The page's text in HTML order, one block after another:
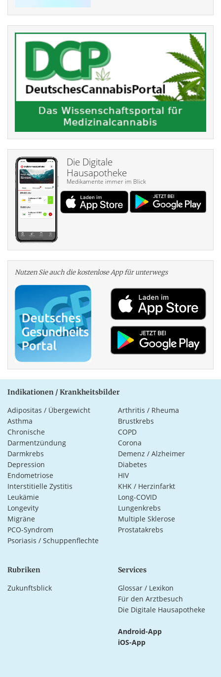
Die Digitale
Hausapotheke
Medikamente immer im Blick
Nutzen Sie auch die kosten­lose App für unterwegs
Indikationen / Krankheitsbilder
Adipositas / Übergewicht
Arthritis / Rheuma
Asthma
Brustkrebs
Chronische
Darmentzündung
COPD
Corona
Darmkrebs
Demenz / Alzheimer
Depression
Diabetes
Endometriose
HIV
Interstitielle Zystitis
KHK / Herzinfarkt
Leukämie
Long-COVID
Longevity
Lungenkrebs
Migräne
Multiple Sklerose
PCO-Syndrom
Prostatakrebs
Psoriasis / Schuppenflechte
Rubriken
Zukunftsblick
Services
Glossar / Lexikon
Für den Arztbesuch
Die Digitale Hausapotheke
Android-App
iOS-App